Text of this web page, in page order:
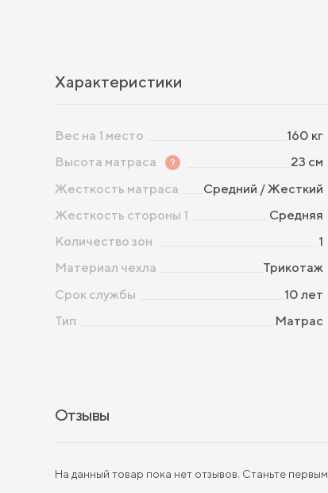
Характеристики
Вес на 1 место 160 кг
Высота матраса
? 23 см
Жесткость матраса
Средний /Жесткий
Жесткость стороны 1
Средняя
Количество зон
1
Материал чехла
Трикотаж
Срок службы
10 лет
Тип
Матрас
Отзывы
На данный товар пока нет отзывов. Станьте первым